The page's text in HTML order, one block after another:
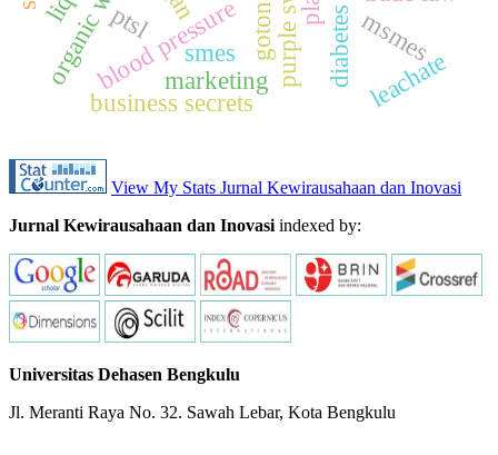
blood pressure
business secrets
msmes
marketing
ptsl
smes leachate
View My Stats Jurnal Kewirausahaan dan Inovasi
Jurnal Kewirausahaan dan Inovasi indexed by:
Universitas Dehasen Bengkulu
Jl. Meranti Raya No. 32. Sawah Lebar, Kota Bengkulu